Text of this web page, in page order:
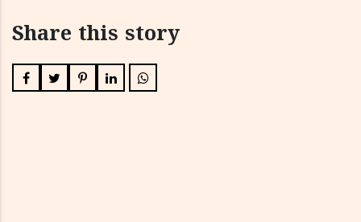
Share this story